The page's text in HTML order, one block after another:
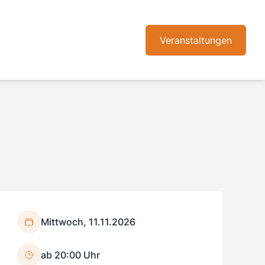
Veranstaltungen
Mittwoch, 11.11.2026
ab 20:00 Uhr